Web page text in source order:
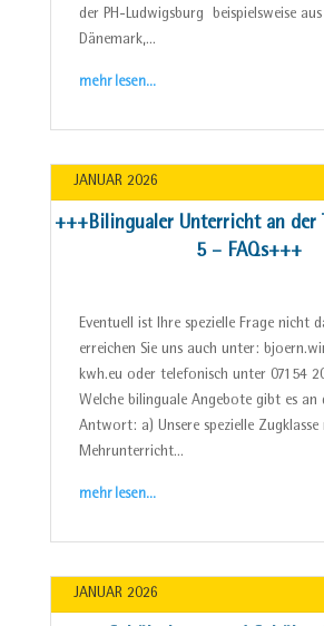
der PH-Ludwigsburg beispielsweise
Dänemark,…
mehr lesen…
+++Bilingualer Unterricht an der
5 – FAQs+++
JANUAR 2026
Eventuell ist Ihre spezielle Frage nicht
erreichen Sie uns auch unter:
kwh.eu oder telefonisch unter 07154
Welche bilinguale Angebote gibt es an
Antwort: a) Unsere spezielle
Mehrunterricht…
mehr lesen…
JANUAR 2026